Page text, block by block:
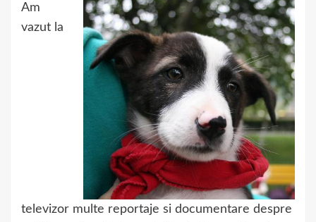
Am
vazut la
televizor multe reportaje si documentare despre